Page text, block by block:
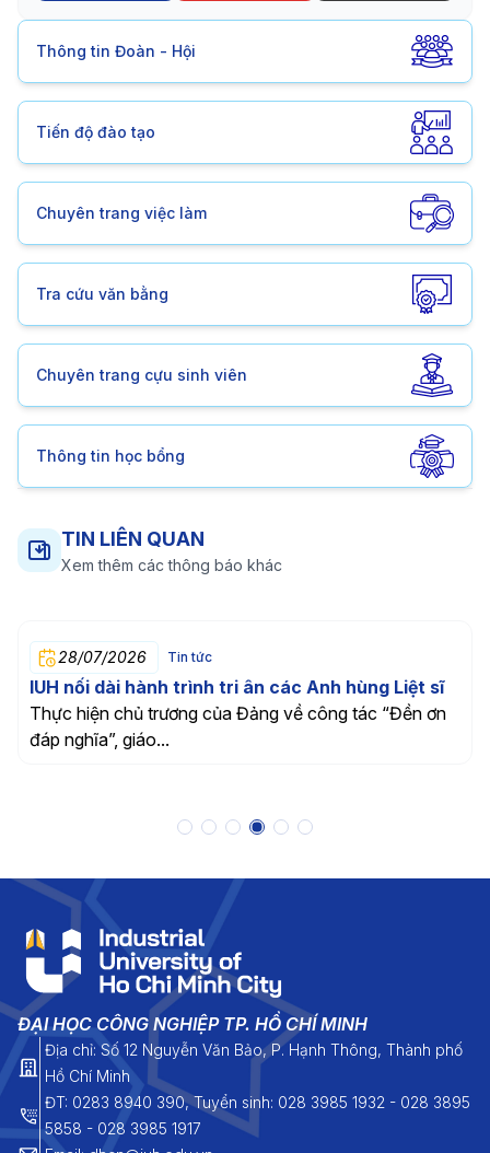
Thông tin Đoàn - Hội
Tiến độ đào tạo
Chuyên trang việc làm
Tra cứu văn bằng
Chuyên trang cựu sinh viên
Thông tin học bổng
TIN LIÊN QUAN
Xem thêm các thông báo khác
Tin tức
hành trình tri ân các Anh hùng Liệt sĩ
trương của Đảng về công tác “Đền ơn
Diễn tập
Đại học
ĐẠI HỌC CÔNG NGHIỆP TP. HỒ CHÍ MINH
Địa chỉ: Số 12 Nguyễn Văn Bảo, P. Hạnh Thông, Thành phố
Hồ Chí Minh
ĐT: 0283 8940 390, Tuyển sinh: 028 3985 1932 - 028 3895
5858 - 028 3985 1917